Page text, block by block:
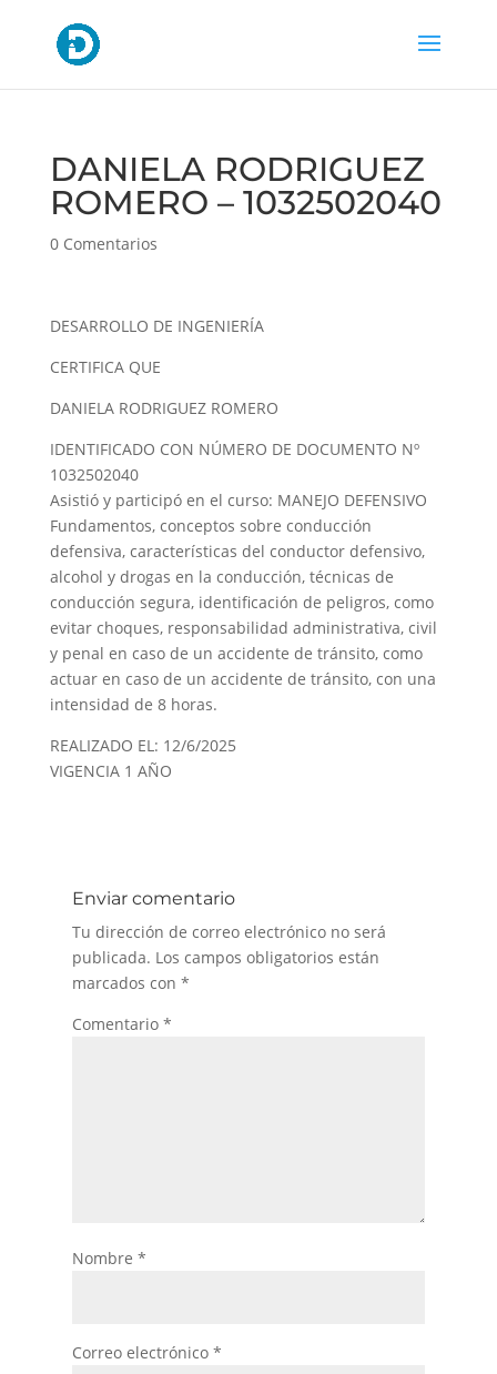
DANIELA RODRIGUEZ
ROMERO – 1032502040
0 Comentarios
DESARROLLO DE INGENIERÍA
CERTIFICA QUE
DANIELA RODRIGUEZ ROMERO
IDENTIFICADO CON NÚMERO DE DOCUMENTO Nº
1032502040
Asistió y participó en el curso: MANEJO DEFENSIVO
Fundamentos, conceptos sobre conducción
defensiva, características del conductor defensivo,
alcohol y drogas en la conducción, técnicas de
conducción segura, identificación de peligros, como
evitar choques, responsabilidad administrativa, civil
y penal en caso de un accidente de tránsito, como
actuar en caso de un accidente de tránsito, con una
intensidad de 8 horas.
REALIZADO EL: 12/6/2025
VIGENCIA 1 AÑO
Enviar comentario
Tu dirección de correo electrónico no será
publicada. Los campos obligatorios están
marcados con *
Comentario *
Nombre *
Correo electrónico *